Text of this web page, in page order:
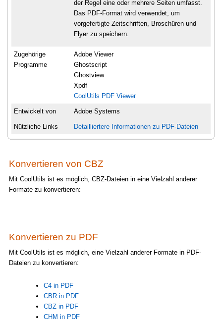
der Regel eine oder mehrere Seiten umfasst.
Das PDF-Format wird verwendet, um
vorgefertigte Zeitschriften, Broschüren und
Flyer zu speichern.
Zugehörige
Programme
Adobe Viewer
Ghostscript
Ghostview
Xpdf
CoolUtils PDF Viewer
Entwickelt von Adobe Systems
Nützliche Links Detailliertere Informationen zu PDF-Dateien
Konvertieren von CBZ
Mit CoolUtils ist es möglich, CBZ-Dateien in eine Vielzahl anderer
Formate zu konvertieren:
Konvertieren zu PDF
Mit CoolUtils ist es möglich, eine Vielzahl anderer Formate in PDF-
Dateien zu konvertieren:
C4 in PDF
CBR in PDF
CBZ in PDF
CHM in PDF